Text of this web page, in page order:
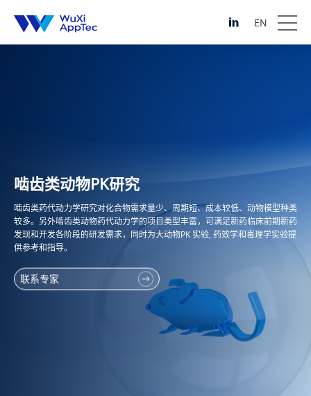
EN
啮齿类动物PK研究
啮齿类药代动力学研究对化合物需求量少、周期短、成本较低、动物模型种类
较多。另外啮齿类动物药代动力学的项目类型丰富，可满足新药临床前期新药
发现和开发各阶段的研发需求，同时为大动物PK 实验, 药效学和毒理学实验提
供参考和指导。
联系专家